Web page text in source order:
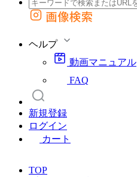
外部サイトの商品をカートに追加
画像検索
ヘルプ
動画マニュアル
FAQ
新規登録
ログイン
カート
TOP